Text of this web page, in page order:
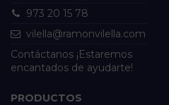
973 20 15 78
vilella@ramonvilella.com
Contáctanos ¡Estaremos
encantados de ayudarte!
PRODUCTOS